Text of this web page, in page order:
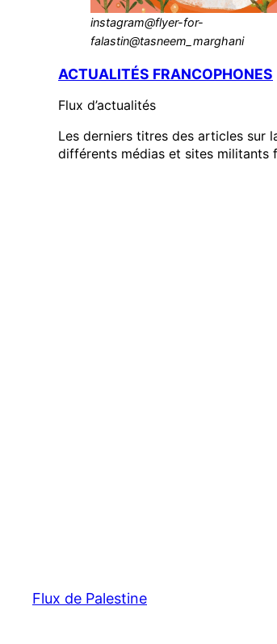
instagram@flyer-for-
falastin@tasneem_marghani
ACTUALITÉS FRANCOPHONES
Flux d’actualités
Les derniers titres des articles sur
différents médias et sites militants
Flux de Palestine